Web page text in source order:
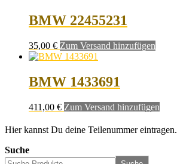
BMW 22455231
35,00 € Zum Versand hinzufügen
BMW 1433691
411,00 € Zum Versand hinzufügen
Hier kannst Du deine Teilenummer eintragen.
Suche